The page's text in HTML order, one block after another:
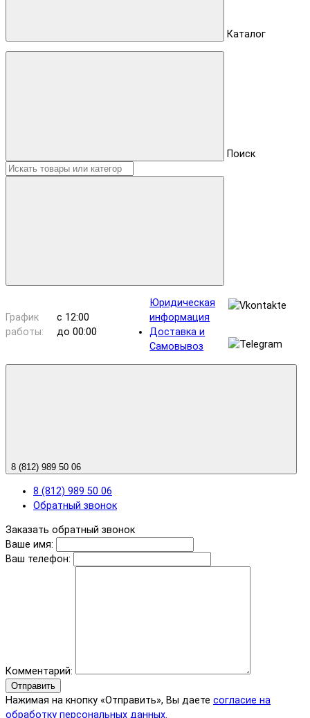
Каталог
Поиск
График
работы:
с 12:00
до 00:00
Юридическая
информация
Доставка и
Самовывоз
8 (812) 989 50 06
8 (812) 989 50 06
Обратный звонок
Заказать обратный звонок
Ваше имя:
Ваш телефон:
Комментарий:
Отправить
Нажимая на кнопку «Отправить», Вы даете согласие на
обработку персональных данных.